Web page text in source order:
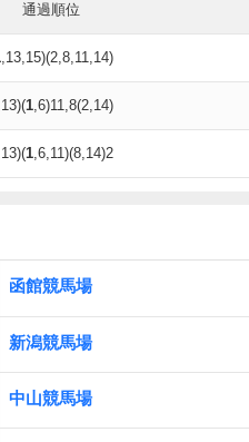
通過順位
,13,15)(2,8,11,14)
1,6)11,8(2,14)
1,6,11)(8,14)2
函館競馬場
新潟競馬場
中山競馬場